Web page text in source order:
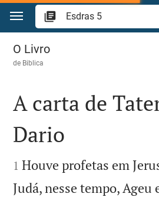
Ir para o conteúdo
Esdras 5
O Livro
de Biblica

A carta de
Dario

1 Houve profetas em
Judá, nesse tempo, Ageu